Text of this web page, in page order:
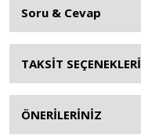
Soru & Cevap
TAKSİT SEÇENEKLERİ
ÖNERİLERİNİZ